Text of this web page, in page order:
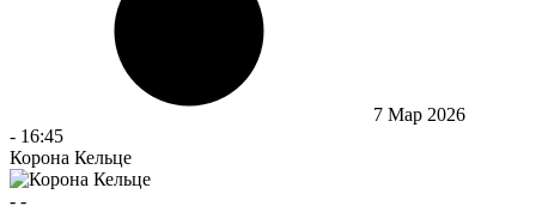
7 Мар 2026
- 16:45
Корона Кельце
- -